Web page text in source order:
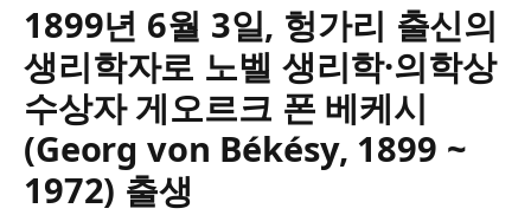
1899년 6월 3일, 헝가리 출신의
생리학자로 노벨 생리학·의학상
수상자 게오르크 폰 베케시
(Georg von Békésy, 1899 ~
1972) 출생